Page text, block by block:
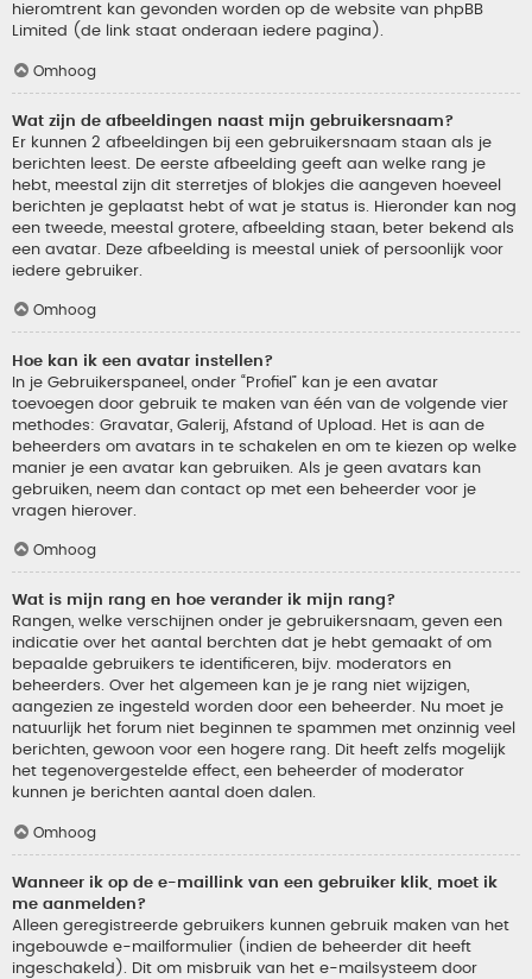
hieromtrent kan gevonden worden op de website van phpBB
Limited (de link staat onderaan iedere pagina).
Omhoog
Wat zijn de afbeeldingen naast mijn gebruikersnaam?
Er kunnen 2 afbeeldingen bij een gebruikersnaam staan als je
berichten leest. De eerste afbeelding geeft aan welke rang je
hebt, meestal zijn dit sterretjes of blokjes die aangeven hoeveel
berichten je geplaatst hebt of wat je status is. Hieronder kan nog
een tweede, meestal grotere, afbeelding staan, beter bekend als
een avatar. Deze afbeelding is meestal uniek of persoonlijk voor
iedere gebruiker.
Omhoog
Hoe kan ik een avatar instellen?
In je Gebruikerspaneel, onder “Profiel” kan je een avatar
toevoegen door gebruik te maken van één van de volgende vier
methodes: Gravatar, Galerij, Afstand of Upload. Het is aan de
beheerders om avatars in te schakelen en om te kiezen op welke
manier je een avatar kan gebruiken. Als je geen avatars kan
gebruiken, neem dan contact op met een beheerder voor je
vragen hierover.
Omhoog
Wat is mijn rang en hoe verander ik mijn rang?
Rangen, welke verschijnen onder je gebruikersnaam, geven een
indicatie over het aantal berchten dat je hebt gemaakt of om
bepaalde gebruikers te identificeren, bijv. moderators en
beheerders. Over het algemeen kan je je rang niet wijzigen,
aangezien ze ingesteld worden door een beheerder. Nu moet je
natuurlijk het forum niet beginnen te spammen met onzinnig veel
berichten, gewoon voor een hogere rang. Dit heeft zelfs mogelijk
het tegenovergestelde effect, een beheerder of moderator
kunnen je berichten aantal doen dalen.
Omhoog
Wanneer ik op de e-maillink van een gebruiker klik, moet ik
me aanmelden?
Alleen geregistreerde gebruikers kunnen gebruik maken van het
ingebouwde e-mailformulier (indien de beheerder dit heeft
ingeschakeld). Dit om misbruik van het e-mailsysteem door